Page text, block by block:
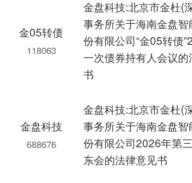
金05转债
118063
金盘科技:北京市金杜(
事务所关于海南金盘智
份有限公司“金05转债
一次债券持有人会议的
书
金盘科技
688676
金盘科技:北京市金杜(
事务所关于海南金盘智
份有限公司2026年第
东会的法律意见书